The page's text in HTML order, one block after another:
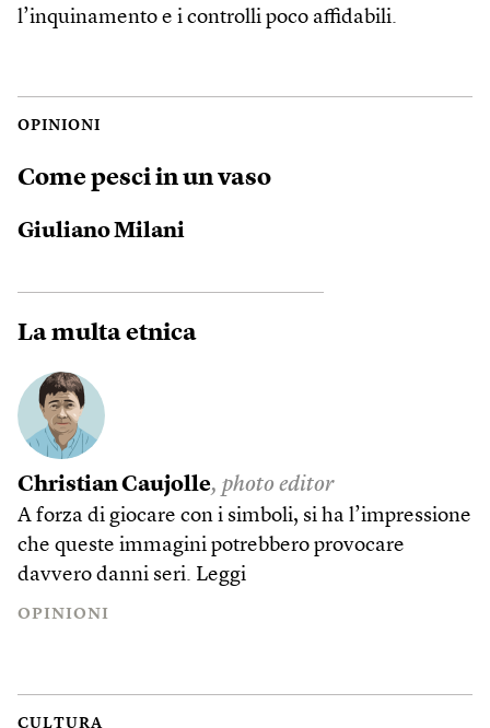
l’inquinamento e i controlli poco affidabili.
OPINIONI
Come pesci in un vaso
Giuliano Milani
La multa etnica
Christian Caujolle, photo editor
A forza di giocare con i simboli, si ha l’impressione
che queste immagini potrebbero provocare
davvero danni seri. Leggi
OPINIONI
CULTURA